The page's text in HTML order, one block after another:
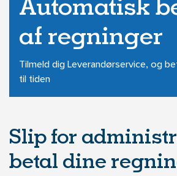
Automatisk
af regninger
Tilmeld dig Leverandørservice, og
til tiden
Slip for
betal dine